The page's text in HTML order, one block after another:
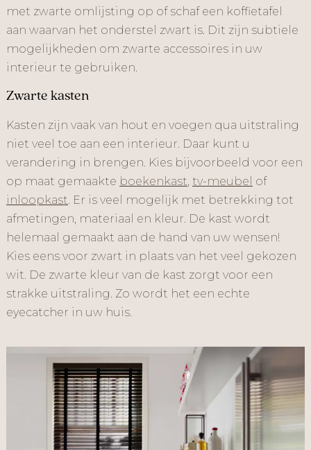
met zwarte omlijsting op of schaf een koffietafel
aan waarvan het onderstel zwart is. Dit zijn subtiele
mogelijkheden om zwarte accessoires in uw
interieur te gebruiken.
Zwarte kasten
Kasten zijn vaak van hout en voegen qua uitstraling
niet veel toe aan een interieur. Daar kunt u
verandering in brengen. Kies bijvoorbeeld voor een
op maat gemaakte boekenkast, tv-meubel of
inloopkast. Er is veel mogelijk met betrekking tot
afmetingen, materiaal en kleur. De kast wordt
helemaal gemaakt aan de hand van uw wensen!
Kies eens voor zwart in plaats van het veel gekozen
wit. De zwarte kleur van de kast zorgt voor een
strakke uitstraling. Zo wordt het een echte
eyecatcher in uw huis.